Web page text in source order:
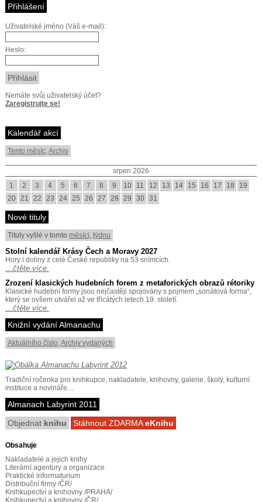
Přihlášení
Uživatelské jméno (Váš e-mail):
Heslo:
Nemáte svůj uživatelský účet?
Zaregistrujte se!
Kalendář akcí
Tento měsíc,Archiv
srpen 2026
1
2 3 4 5 6 7 8 9 10 11 12 13 14 15 16 17 18
19
20 21 22 23 24 25 26 27 28 29 30 31
Nové tituly
Tituly vyšlé v tomto měsíci, týdnu
Stolní kalendář Krásy Čech a Moravy 2027
Hory i doliny z celé České republiky na 53 snímcích.
…čtěte více.
Zrození klasických hudebních forem z metaforických obrazů rétoriky
Klasické hudební formy jsou nejčastěji spojovány s pojmem „sonátová forma“,
který se ovšem utvářel až ve třicátých letech 19. století.
…čtěte více.
Knižní vydání Almanachu
Aktuálního číslo,Archiv vydaných
Tradiční ročenka pro knihkupce, nakladatele, knihovny, galerie, školy, kulturní
instituce a novináře…
Almanach Labyrint 2011
Objednat knihu Stáhnout ZDARMAeKnihu
Obsahuje
Nakladatelé a jejich knihy
Literární agentury a organizace
Praktické informaturium
Distribuční firmy /ČR/
Knihkupectví a knihovny /PRAHA/
Knihkupectví a knihovny /ČR/